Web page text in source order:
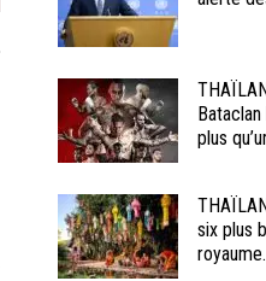
plus
six plus